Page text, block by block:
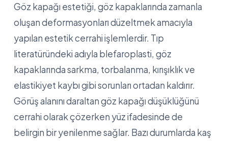
Göz kapağı estetiği, göz kapaklarında zamanla
oluşan deformasyonları düzeltmek amacıyla
yapılan estetik cerrahi işlemlerdir. Tıp
literatüründeki adıyla blefaroplasti, göz
kapaklarında sarkma, torbalanma, kırışıklık ve
elastikiyet kaybı gibi sorunları ortadan kaldırır.
Görüş alanını daraltan göz kapağı düşüklüğünü
cerrahi olarak çözerken yüz ifadesinde de
belirgin bir yenilenme sağlar. Bazı durumlarda kaş